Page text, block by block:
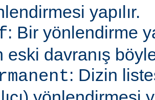
yapılır.
: Bir yönlendirme
eski davranış
: Dizin